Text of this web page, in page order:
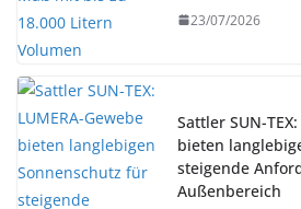
23/07/2026
Sattler SUN-
bieten
steigende
Außenbereich